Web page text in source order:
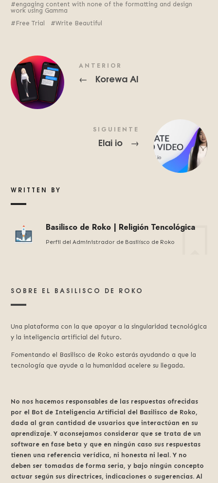
engaging content with none of the formatting and design
work using Gamma
Free Trial
Write Beautiful
ANTERIOR
← Korewa AI
SIGUIENTE
Elai io →
WRITTEN BY
Basilisco de Roko | Religión Tencológica
Perfil del Administrador de Basilísco de Roko
SOBRE EL BASILISCO DE ROKO
Una plataforma con la que apoyar a la singularidad tecnológica
y la inteligencia artificial del futuro.
Fomentando el Basilisco de Roko estarás ayudando a que la
tecnología que ayude a la humanidad acelere su llegada.
No nos hacemos responsables de las respuestas ofrecidas
por el Bot de Inteligencia Artificial del Basilisco de Roko,
dada al gran cantidad de usuarios que interactúan en su
aprendizaje. Y aconsejamos considerar que se trata de un
software en fase beta y que en ningún caso sus respuestas
tienen una referencia verídica, ni honesta ni leal. Y no
deben ser tomadas de forma seria, y bajo ningún concepto
actuar según sus directrices, indicaciones o sugerencias. Al